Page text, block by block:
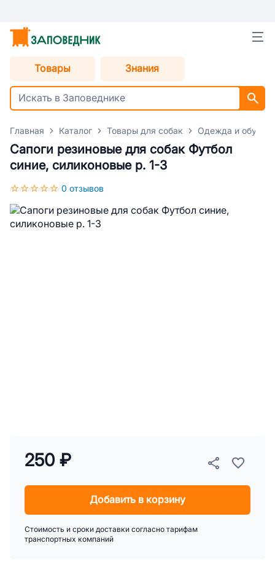
Товары Знания
Главная Каталог Товары для собак Одежда и обувь
Сапоги резиновые для собак Футбол
синие, силиконовые р. 1-3
0 отзывов
250 ₽
Добавить в корзину
Стоимость и сроки доставки согласно тарифам
транспортных компаний